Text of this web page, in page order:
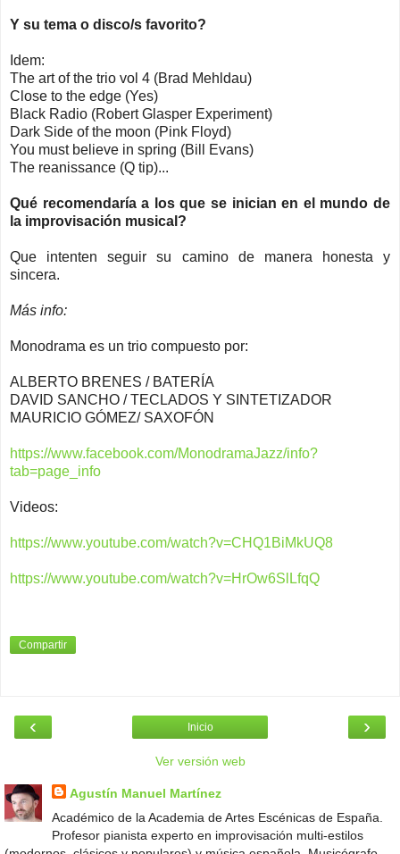
Y su tema o disco/s favorito?
Idem:
The art of the trio vol 4 (Brad Mehldau)
Close to the edge (Yes)
Black Radio (Robert Glasper Experiment)
Dark Side of the moon (Pink Floyd)
You must believe in spring (Bill Evans)
The reanissance (Q tip)...
Qué recomendaría a los que se inician en el mundo de
la improvisación musical?
Que intenten seguir su camino de manera honesta y
sincera.
Más info:
Monodrama es un trio compuesto por:
ALBERTO BRENES / BATERÍA
DAVID SANCHO / TECLADOS Y SINTETIZADOR
MAURICIO GÓMEZ/ SAXOFÓN
https://www.facebook.com/MonodramaJazz/info?
tab=page_info
Videos:
https://www.youtube.com/watch?v=CHQ1BiMkUQ8
https://www.youtube.com/watch?v=HrOw6SlLfqQ
Compartir
‹ ›
Inicio
Ver versión web
Agustín Manuel Martínez
Académico de la Academia de Artes Escénicas de España.
Profesor pianista experto en improvisación multi-estilos